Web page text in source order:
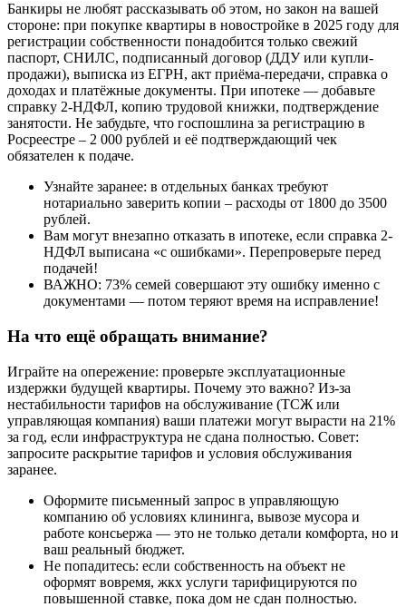
Банкиры не любят рассказывать об этом, но закон на вашей
стороне: при покупке квартиры в новостройке в 2025 году для
регистрации собственности понадобится только свежий
паспорт, СНИЛС, подписанный договор (ДДУ или купли-
продажи), выписка из ЕГРН, акт приёма-передачи, справка о
доходах и платёжные документы. При ипотеке — добавьте
справку 2-НДФЛ, копию трудовой книжки, подтверждение
занятости. Не забудьте, что госпошлина за регистрацию в
Росреестре – 2 000 рублей и её подтверждающий чек
обязателен к подаче.
Узнайте заранее: в отдельных банках требуют
нотариально заверить копии – расходы от 1800 до 3500
рублей.
Вам могут внезапно отказать в ипотеке, если справка 2-
НДФЛ выписана «с ошибками». Перепроверьте перед
подачей!
ВАЖНО: 73% семей совершают эту ошибку именно с
документами — потом теряют время на исправление!
На что ещё обращать внимание?
Играйте на опережение: проверьте эксплуатационные
издержки будущей квартиры. Почему это важно? Из-за
нестабильности тарифов на обслуживание (ТСЖ или
управляющая компания) ваши платежи могут вырасти на 21%
за год, если инфраструктура не сдана полностью. Совет:
запросите раскрытие тарифов и условия обслуживания
заранее.
Оформите письменный запрос в управляющую
компанию об условиях клининга, вывозе мусора и
работе консьержа — это не только детали комфорта, но и
ваш реальный бюджет.
Не попадитесь: если собственность на объект не
оформят вовремя, жкх услуги тарифицируются по
повышенной ставке, пока дом не сдан полностью.